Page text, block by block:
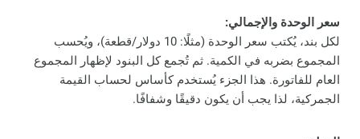
سعر الوحدة والإجمالي:
لكل بند، يُكتب سعر الوحدة (مثلًا: 10 دولار/قطعة)، ويُحسب
المجموع بضربه في الكمية. ثم تُجمع كل البنود لإظهار المجموع
العام للفاتورة. هذا الجزء يُستخدم كأساس لحساب القيمة
الجمركية، لذا يجب أن يكون دقيقًا وشفافًا.